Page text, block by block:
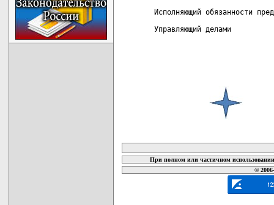
Исполняющий
Управляющий делами
При полном или частичном
©